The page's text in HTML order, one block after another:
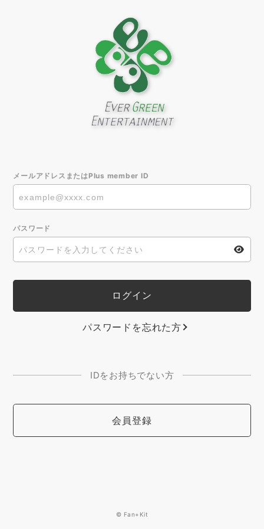
メールアドレスまたはPlus member ID
パスワード
パスワードを忘れた方
IDをお持ちでない方
会員登録
© Fan+Kit